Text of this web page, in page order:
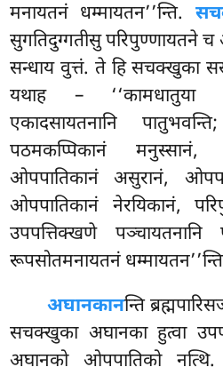
मनायतनं धम्मायतन’’न्ति.
सुगतिदुग्गतीसु परिपुण्णायतने च
सन्धाय वुत्तं. ते हि सचक्खुका
यथाह – ‘‘कामधातुया
एकादसायतनानि
पठमकप्पिकानं मनुस्सानं,
ओपपातिकानं असुरानं,
ओपपातिकानं नेरयिकानं,
उपपत्तिक्खणे
रूपसोतमनायतनं
अघानकानन्ति
सचक्खुका अघानका हुत्वा
अघानको ओपपातिको